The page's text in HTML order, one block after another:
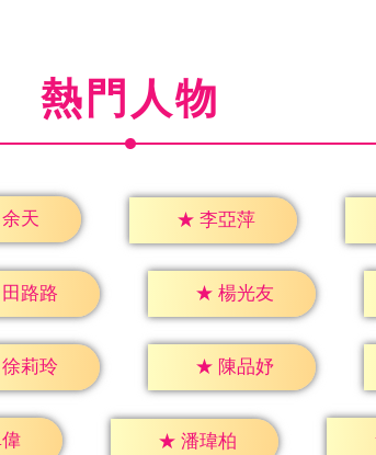
熱門人物
余天 ★ 李亞萍
田路路 ★ 楊光友
徐莉玲 ★ 陳品妤
★ 潘瑋柏